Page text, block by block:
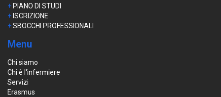
+ PIANO DI STUDI
+ ISCRIZIONE
+SBOCCHI PROFESSIONALI
Menu
Chi siamo
Chi è l'infermiere
Servizi
Erasmus